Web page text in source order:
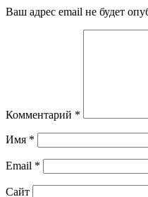
Ваш адрес email не будет
Комментарий *
Имя *
Email *
Сайт